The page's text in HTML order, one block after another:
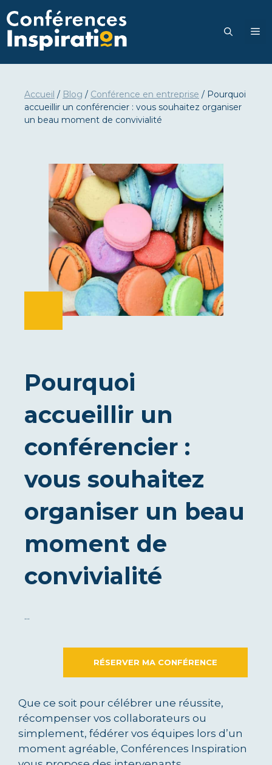
au
contenu
Accueil / Blog / Conférence en entreprise / Pourquoi
accueillir un conférencier : vous souhaitez organiser
un beau moment de convivialité
Pourquoi
accueillir un
conférencier :
vous souhaitez
organiser un beau
moment de
convivialité
…
RÉSERVER MA CONFÉRENCE
Que ce soit pour célébrer une réussite,
récompenser vos collaborateurs ou
simplement, fédérer vos équipes lors d’un
moment agréable, Conférences Inspiration